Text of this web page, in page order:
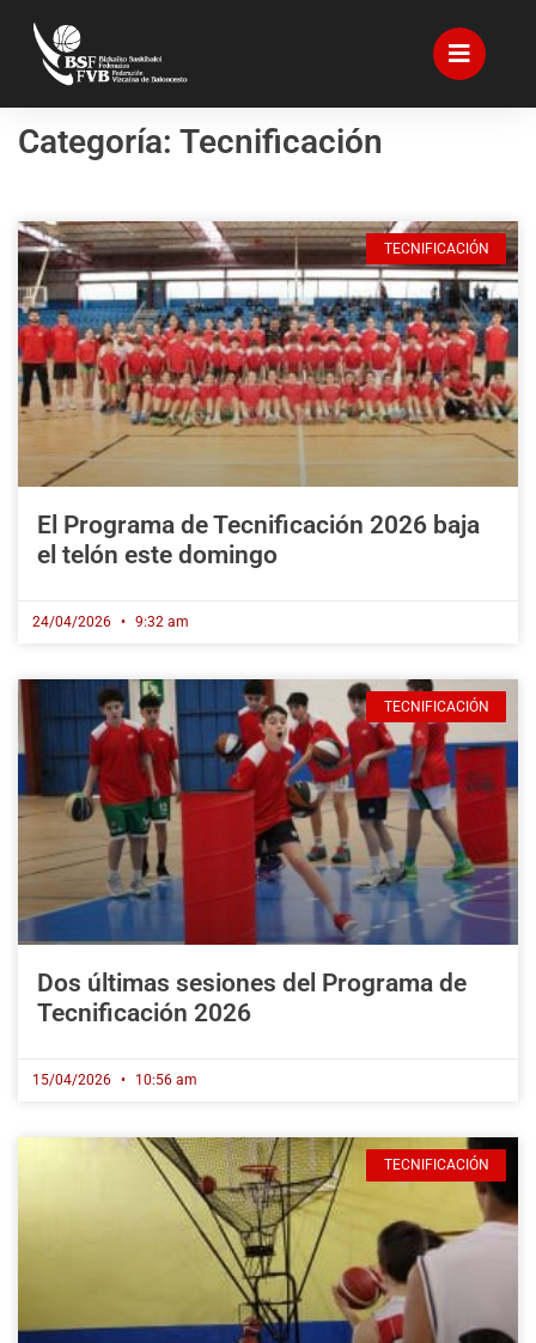
Categoría: Tecnificación
TECNIFICACIÓN
El Programa de Tecnificación 2026 baja
el telón este domingo
24/04/2026 9:32 am
TECNIFICACIÓN
Dos últimas sesiones del Programa de
Tecnificación 2026
15/04/2026 10:56 am
TECNIFICACIÓN